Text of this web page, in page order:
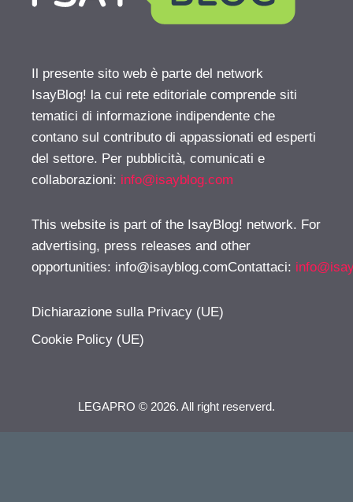
Il presente sito web è parte del network
IsayBlog! la cui rete editoriale comprende siti
tematici di informazione indipendente che
contano sul contributo di appassionati ed esperti
del settore. Per pubblicità, comunicati e
collaborazioni: info@isayblog.com
This website is part of the IsayBlog! network. For
advertising, press releases and other
opportunities: info@isayblog.comContattaci:
Dichiarazione sulla Privacy (UE)
Cookie Policy (UE)
LEGAPRO © 2026. All right reserverd.